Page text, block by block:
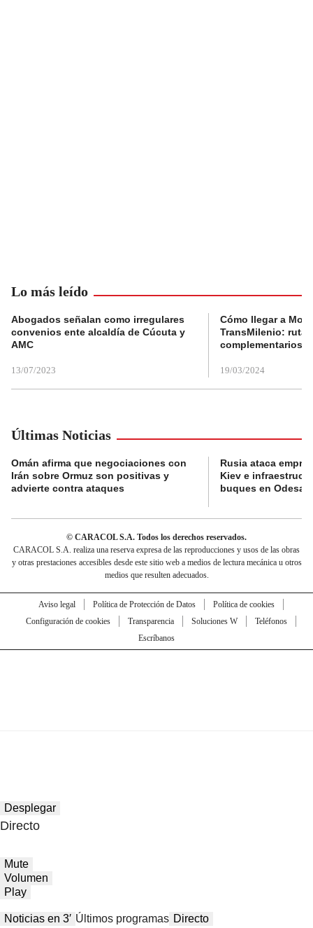
Lo más leído
Abogados señalan como irregulares
convenios ente alcaldía de Cúcuta y
AMC
13/07/2023
Cómo llegar a
TransMilenio:
complementarios
19/03/2024
Últimas Noticias
Omán afirma que negociaciones con
Irán sobre Ormuz son positivas y
advierte contra ataques
Rusia ataca
Kiev e
buques en Odesa
© CARACOL S.A. Todos los derechos reservados.
CARACOL S.A. realiza una reserva expresa de las reproducciones y usos de las obras
y otras prestaciones accesibles desde este sitio web a medios de lectura mecánica u otros
medios que resulten adecuados.
Aviso legal Política de Protección de Datos
Política de cookies
Configuración de cookies
Transparencia Soluciones W
Teléfonos
Escríbanos
Desplegar
Directo
Mute
Volumen
Play
Noticias en 3′ Últimos programas Directo